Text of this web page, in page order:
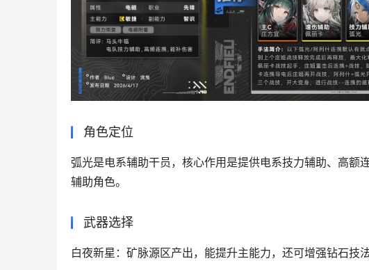
角色定位
弧光是电系辅助干员，核心作用是提供电系技力辅助、高额
辅助角色。
武器选择
白夜新星‌：矿脉源区产出，能提升主能力，还可增强钻